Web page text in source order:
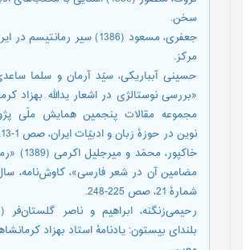
سخن.
جعفری، مسعود (1386) سیر رمانتیسم
مرکز.
«بررسی نوستالژی در اشعار یدالله بهزاد
مجموعه مقالات پنجمین همایش ملّی
نوین در حوزۀ زبان و ادبیّات ایران، صص 1-13.
خاکپور، محمّد و
مضامین آن در شعر فارسی»، کاوش‌نامه، سال
شمارۀ 21، صص 225-248.
بلندای بیستون: یادنامۀ استاد بهزاد